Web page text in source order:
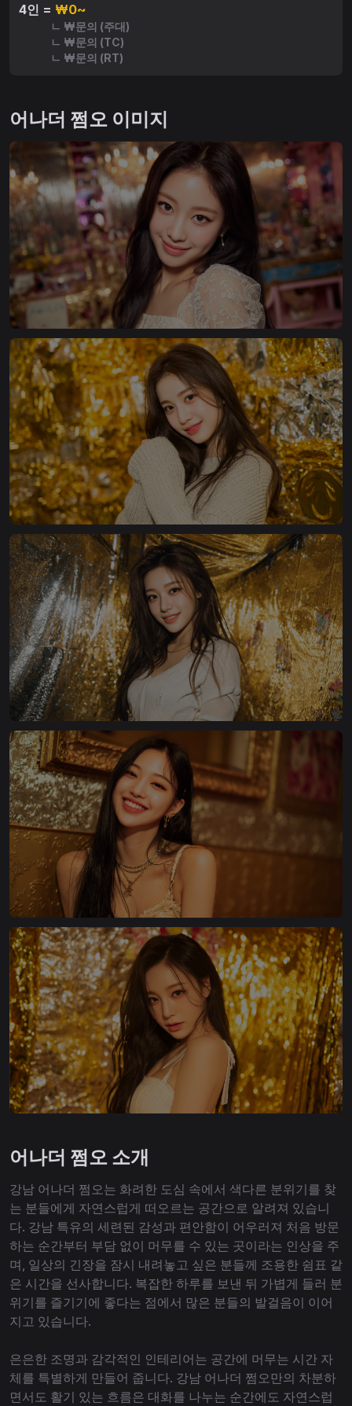
4인 = ₩0~
ㄴ ₩문의 (주대)
ㄴ ₩문의 (TC)
ㄴ ₩문의 (RT)
어나더 쩜오 이미지
어나더 쩜오 소개
강남 어나더 쩜오는 화려한 도심 속에서 색다른 분위기를 찾
는 분들에게 자연스럽게 떠오르는 공간으로 알려져 있습니
다. 강남 특유의 세련된 감성과 편안함이 어우러져 처음 방문
하는 순간부터 부담 없이 머무를 수 있는 곳이라는 인상을 주
며, 일상의 긴장을 잠시 내려놓고 싶은 분들께 조용한 쉼표 같
은 시간을 선사합니다. 복잡한 하루를 보낸 뒤 가볍게 들러 분
위기를 즐기기에 좋다는 점에서 많은 분들의 발걸음이 이어
지고 있습니다.
은은한 조명과 감각적인 인테리어는 공간에 머무는 시간 자
체를 특별하게 만들어 줍니다. 강남 어나더 쩜오만의 차분하
면서도 활기 있는 흐름은 대화를 나누는 순간에도 자연스럽